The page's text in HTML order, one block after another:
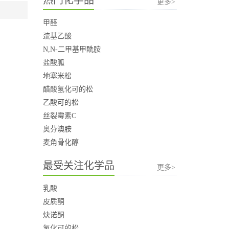
更多>
甲醛
巯基乙酸
N,N-二甲基甲酰胺
盐酸胍
地塞米松
醋酸氢化可的松
乙酸可的松
丝裂霉素C
奥芬澳胺
麦角骨化醇
最受关注化学品 更多>
乳酸
皮质酮
炔诺酮